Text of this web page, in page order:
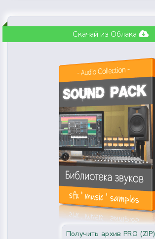
Скачай из Облака
Получить архив PRO (ZIP)